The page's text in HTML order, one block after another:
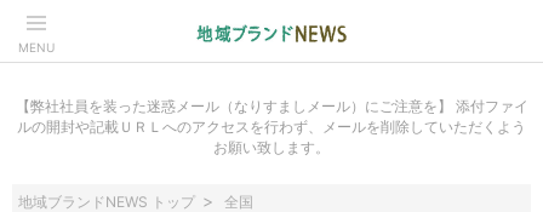
MENU
【弊社社員を装った迷惑メール（なりすましメール）にご注意を】 添付ファイ
ルの開封や記載ＵＲＬへのアクセスを行わず、メールを削除していただくよう
お願い致します。
地域ブランドNEWS トップ 全国